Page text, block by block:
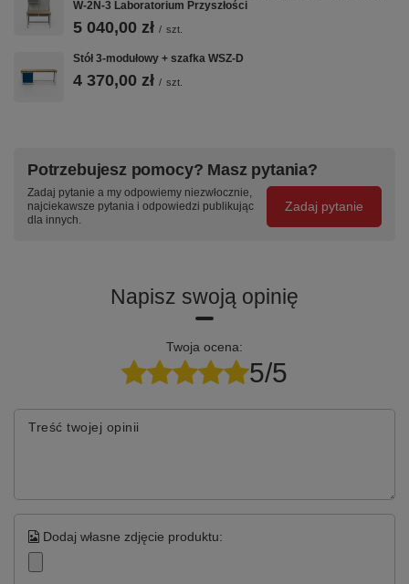
W-2N-3 Laboratorium Przyszłości
5 040,00 zł / szt.
Stół 3-modułowy + szafka WSZ-D
4 370,00 zł / szt.
Potrzebujesz pomocy? Masz pytania?
Zadaj pytanie a my odpowiemy niezwłocznie,
najciekawsze pytania i odpowiedzi publikując
dla innych.
Zadaj pytanie
Napisz swoją opinię
Twoja ocena:
5/5
Treść twojej opinii
Dodaj własne zdjęcie produktu: